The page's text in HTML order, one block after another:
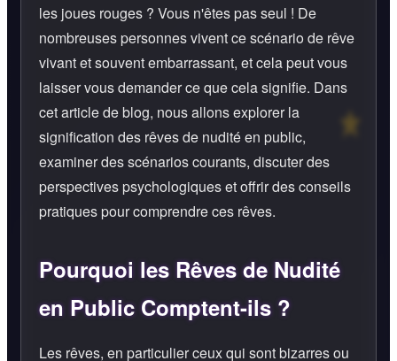
les joues rouges ? Vous n'êtes pas seul ! De
nombreuses personnes vivent ce scénario de rêve
vivant et souvent embarrassant, et cela peut vous
laisser vous demander ce que cela signifie. Dans
cet article de blog, nous allons explorer la
signification des rêves de nudité en public,
examiner des scénarios courants, discuter des
perspectives psychologiques et offrir des conseils
pratiques pour comprendre ces rêves.
Pourquoi les Rêves de Nudité
en Public Comptent-ils ?
Les rêves, en particulier ceux qui sont bizarres ou